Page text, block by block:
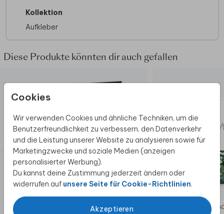
Cookies
Wir verwenden Cookies und ähnliche Techniken, um die
Benutzerfreundlichkeit zu verbessern, den Datenverkehr
und die Leistung unserer Website zu analysieren sowie für
Marketingzwecke und soziale Medien (anzeigen
personalisierter Werbung).
Du kannst deine Zustimmung jederzeit ändern oder
widerrufen auf unsere Seite für Cookie-Richtlinien.
Akzeptieren
Kollektion
Aufkleber
Diese Produkte könnten dir auch gefallen
WEIHNACHTSKARTE